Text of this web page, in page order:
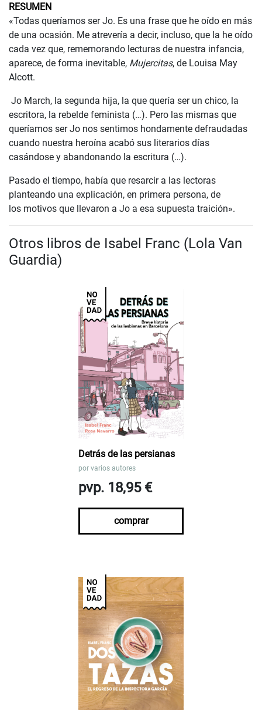
RESUMEN
«Todas queríamos ser Jo. Es una frase que he oído en más
de una ocasión. Me atrevería a decir, incluso, que la he oído
cada vez que, rememorando lecturas de nuestra infancia,
aparece, de forma inevitable, Mujercitas, de Louisa May
Alcott.
Jo March, la segunda hija, la que quería ser un chico, la
escritora, la rebelde feminista (…). Pero las mismas que
queríamos ser Jo nos sentimos hondamente defraudadas
cuando nuestra heroína acabó sus literarios días
casándose y abandonando la escritura (…).
Pasado el tiempo, había que resarcir a las lectoras
planteando una explicación, en primera persona, de
los motivos que llevaron a Jo a esa supuesta traición».
Otros libros de Isabel Franc (Lola Van
Guardia)
Detrás de las persianas
por varios autores
pvp. 18,95 €
comprar